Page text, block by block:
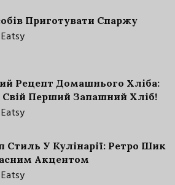
Приготувати Спаржу
Eatsy
Рецепт Домашнього Хліба:
Свій Перший Запашний Хліб!
Eatsy
Стиль У Кулінарії: Ретро Шик
Акцентом
Eatsy